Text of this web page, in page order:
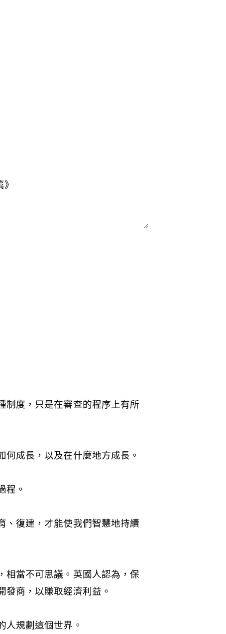
制度，只是在審查的程序上有所
成長，以及在什麼地方成長。
程。
、復建，才能使我們智慧地持續
相當不可思議。英國人認為，保
商，以賺取經濟利益。
人規劃這個世界。